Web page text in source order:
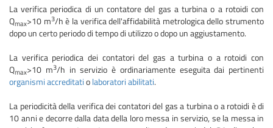
La verifica periodica di un contatore del gas a turbina o a rotoidi con
Qmax>10 m3/h è la verifica dell'affidabilità metrologica dello strumento
dopo un certo periodo di tempo di utilizzo o dopo un aggiustamento.
La verifica periodica dei contatori del gas a turbina o a rotoidi con
Qmax>10 m3/h in servizio è ordinariamente eseguita dai pertinenti
organismi accreditatiolaboratori abilitati.
La periodicità della verifica dei contatori del gas a turbina o a rotoidi è di
10 anni e decorre dalla data della loro messa in servizio, se la messa in